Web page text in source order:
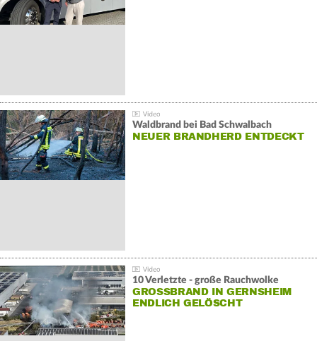
Waldbrand bei Bad Schwalbach
NEUER BRANDHERD ENTDECKT
10 Verletzte - große Rauchwolke
GROSSBRAND IN GERNSHEIM E
NDLICH GELÖSCHT